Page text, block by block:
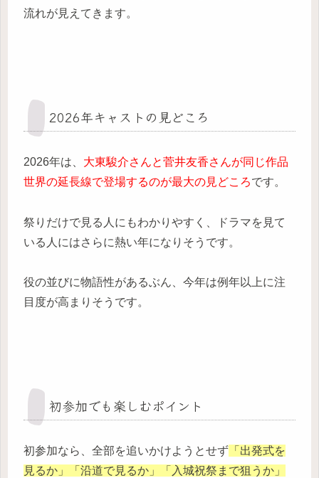
流れが見えてきます。
2026年キャストの見どころ
2026年は、 大東駿介さんと菅井友香さんが同じ作品
世界の延長線で登場するのが最大の見どころです。
祭りだけで見る人にもわかりやすく、ドラマを見て
いる人にはさらに熱い年になりそうです。
役の並びに物語性があるぶん、今年は例年以上に注
目度が高まりそうです。
初参加でも楽しむポイント
初参加なら、全部を追いかけようとせず 「出発式を
見るか」「沿道で見るか」「入城祝祭まで狙うか」